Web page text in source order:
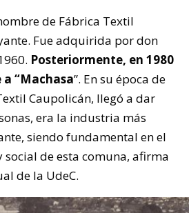
de Fábrica Textil
Fue adquirida por don
Posteriormente, en 1980
“Machasa”. En su época de
Caupolicán, llegó a dar
era la industria más
siendo fundamental en el
de esta comuna, afirma
de la UdeC.